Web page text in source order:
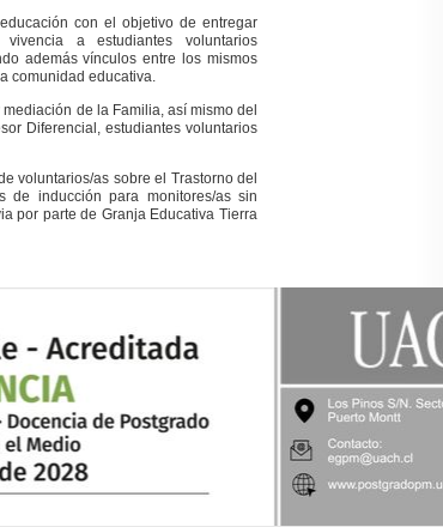
con el objetivo de entregar
a estudiantes voluntarios
además vínculos entre los mismos
comunidad educativa.
de la Familia, así mismo del
Diferencial, estudiantes voluntarios
voluntarios/as sobre el Trastorno del
de inducción para monitores/as sin
por parte de Granja Educativa Tierra